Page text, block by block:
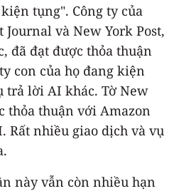
tụng". Công ty của
và New York Post,
đã đạt được thỏa thuận
con của họ đang kiện
trả lời AI khác. Tờ New
thỏa thuận với Amazon
Rất nhiều giao dịch và vụ
này vẫn còn nhiều hạn